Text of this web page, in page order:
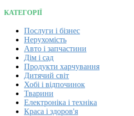
КАТЕГОРІЇ
Послуги і бізнес
Нерухомість
Авто і запчастини
Дім і сад
Продукти харчування
Дитячий світ
Хобі і відпочинок
Тварини
Електроніка і техніка
Краса і здоров'я